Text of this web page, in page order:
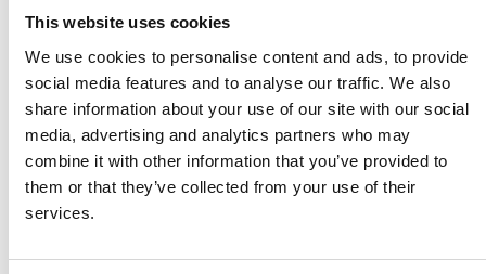
This website uses cookies
We use cookies to personalise content and ads, to provide
social media features and to analyse our traffic. We also
share information about your use of our site with our social
media, advertising and analytics partners who may
combine it with other information that you’ve provided to
them or that they’ve collected from your use of their
services.